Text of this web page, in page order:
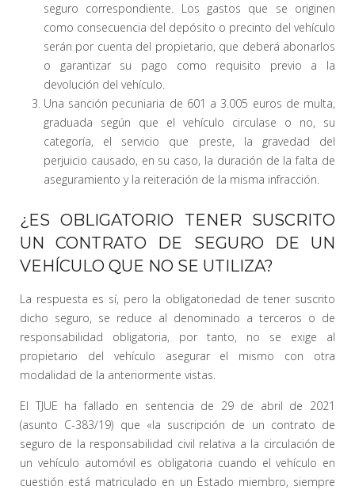
seguro correspondiente. Los gastos que se originen
como consecuencia del depósito o precinto del vehículo
serán por cuenta del propietario, que deberá abonarlos
o garantizar su pago como requisito previo a la
devolución del vehículo.
Una sanción pecuniaria de 601 a 3.005 euros de multa,
graduada según que el vehículo circulase o no, su
categoría, el servicio que preste, la gravedad del
perjuicio causado, en su caso, la duración de la falta de
aseguramiento y la reiteración de la misma infracción.
¿ES OBLIGATORIO TENER SUSCRITO
UN CONTRATO DE SEGURO DE UN
VEHÍCULO QUE NO SE UTILIZA?
La respuesta es sí, pero la obligatoriedad de tener suscrito
dicho seguro, se reduce al denominado a terceros o de
responsabilidad obligatoria, por tanto, no se exige al
propietario del vehículo asegurar el mismo con otra
modalidad de la anteriormente vistas.
El TJUE ha fallado en sentencia de 29 de abril de 2021
(asunto C-383/19) que «la suscripción de un contrato de
seguro de la responsabilidad civil relativa a la circulación de
un vehículo automóvil es obligatoria cuando el vehículo en
cuestión está matriculado en un Estado miembro, siempre